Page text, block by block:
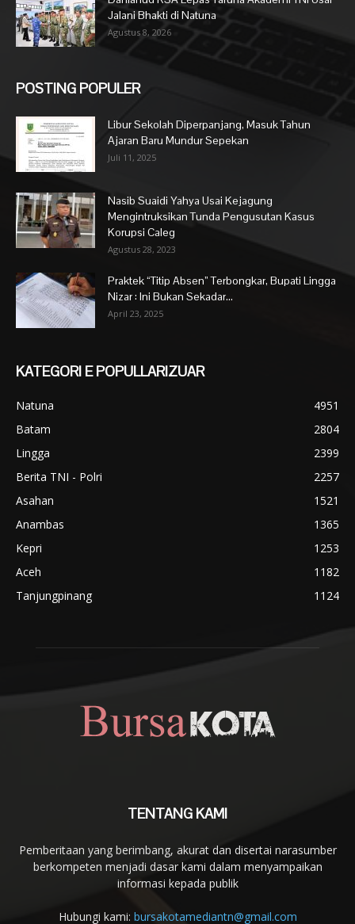
Jalani Bhakti di Natuna
Agustus 8, 2026
POSTING POPULER
Libur Sekolah Diperpanjang, Masuk Tahun
Ajaran Baru Mundur Sepekan
Juli 11, 2025
Nasib Suaidi Yahya Usai Kejagung
Mengintruksikan Tunda Pengusutan Kasus
Korupsi Caleg
Agustus 28, 2023
Praktek “Titip Absen” Terbongkar, Bupati Lingga
Nizar : Ini Bukan Sekadar...
April 23, 2025
KATEGORI E POPULLARIZUAR
Natuna
4951
Batam
2804
Lingga
2399
Berita TNI - Polri
2257
Asahan
1521
Anambas
1365
Kepri
1253
Aceh
1182
Tanjungpinang
1124
TENTANG KAMI
Pemberitaan yang berimbang, akurat dan disertai narasumber
berkompeten menjadi dasar kami dalam menyampaikan
informasi kepada publik
Hubungi kami: bursakotamediantn@gmail.com